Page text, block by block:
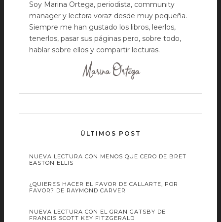
Soy Marina Ortega, periodista, community
manager y lectora voraz desde muy pequeña.
Siempre me han gustado los libros, leerlos,
tenerlos, pasar sus páginas pero, sobre todo,
hablar sobre ellos y compartir lecturas.
ÚLTIMOS POST
NUEVA LECTURA CON MENOS QUE CERO DE BRET
EASTON ELLIS
¿QUIERES HACER EL FAVOR DE CALLARTE, POR
FAVOR? DE RAYMOND CARVER
NUEVA LECTURA CON EL GRAN GATSBY DE
FRANCIS SCOTT KEY FITZGERALD